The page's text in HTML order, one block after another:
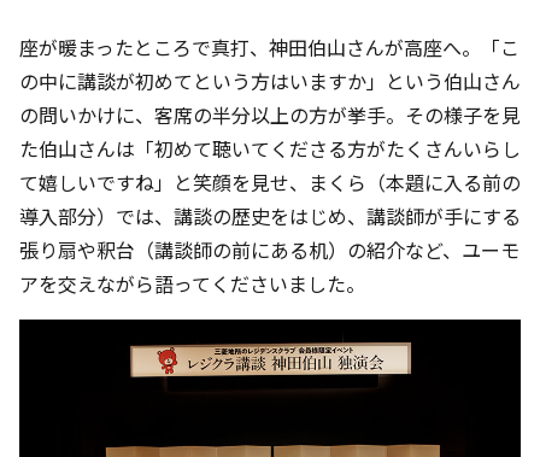
座が暖まったところで真打、神田伯山さんが高座へ。「こ
の中に講談が初めてという方はいますか」という伯山さん
の問いかけに、客席の半分以上の方が挙手。その様子を見
た伯山さんは「初めて聴いてくださる方がたくさんいらし
て嬉しいですね」と笑顔を見せ、まくら（本題に入る前の
導入部分）では、講談の歴史をはじめ、講談師が手にする
張り扇や釈台（講談師の前にある机）の紹介など、ユーモ
アを交えながら語ってくださいました。